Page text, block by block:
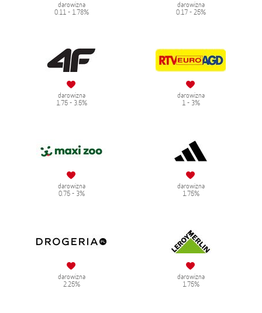
darowizna
0.11 - 1.78%
darowizna
0.17 - 25%
darowizna
1.75 - 3.5%
darowizna
1 - 3%
darowizna
0.75 - 3%
darowizna
1.75%
darowizna
2.25%
darowizna
1.75%